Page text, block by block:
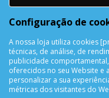
Configuração de
A nossa loja utiliza cookies
técnicas, de análise, de
publicidade
oferecidos no seu Website e
personalizar a sua
métricas dos visitantes do